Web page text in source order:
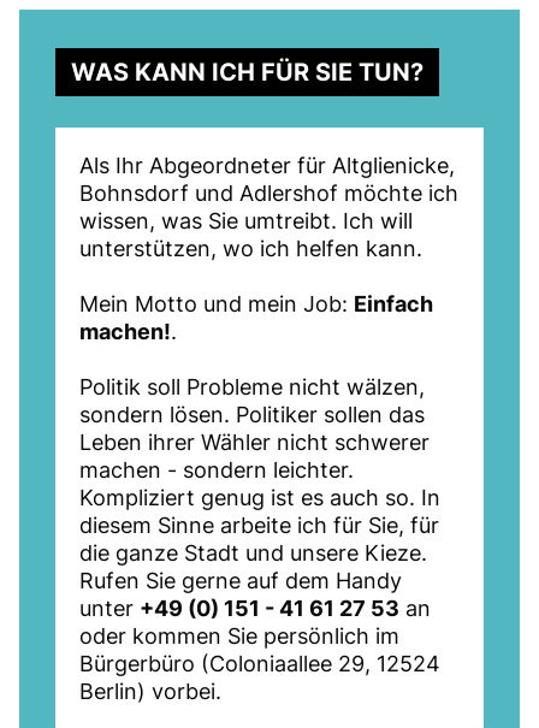
WAS KANN ICH FÜR SIE TUN?
Als Ihr Abgeordneter für Altglienicke,
Bohnsdorf und Adlershof möchte ich
wissen, was Sie umtreibt. Ich will
unterstützen, wo ich helfen kann.
Mein Motto und mein Job: Einfach
machen!.
Politik soll Probleme nicht wälzen,
sondern lösen. Politiker sollen das
Leben ihrer Wähler nicht schwerer
machen - sondern leichter.
Kompliziert genug ist es auch so. In
diesem Sinne arbeite ich für Sie, für
die ganze Stadt und unsere Kieze.
Rufen Sie gerne auf dem Handy
unter +49 (0) 151 - 41 61 27 53 an
oder kommen Sie persönlich im
Bürgerbüro (Coloniaallee 29, 12524
Berlin) vorbei.